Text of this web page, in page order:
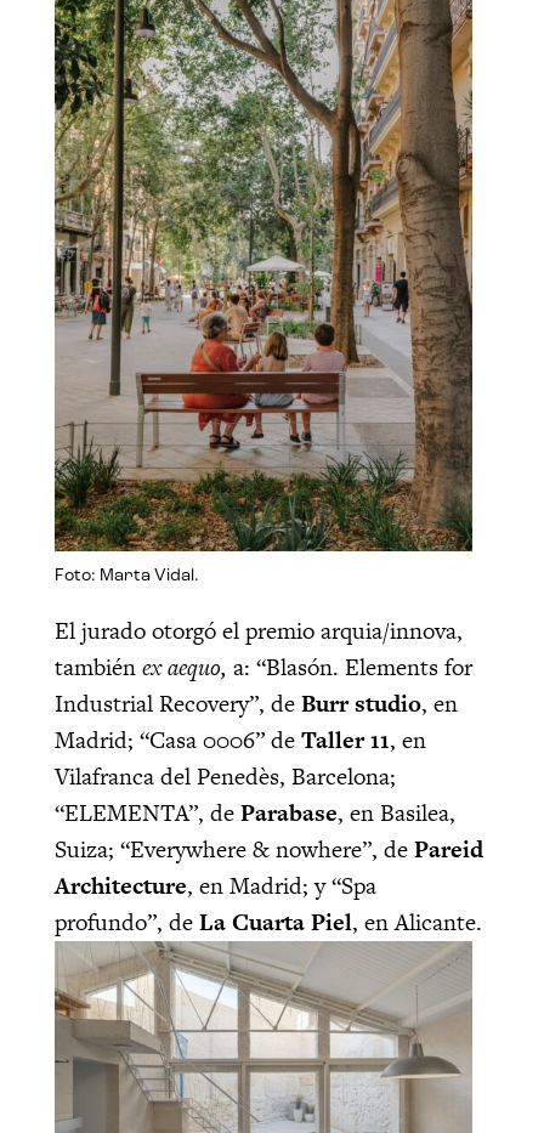
Foto: Marta Vidal.
El jurado otorgó el premio arquia/innova,
tambiénex aequo, a: “Blasón. Elements for
Industrial Recovery”, deBurr studio, en
Madrid; “Casa 0006” deTaller 11, en
Vilafranca del Penedès, Barcelona;
“ELEMENTA”, deParabase, en Basilea,
Suiza; “Everywhere & nowhere”, dePareid
Architecture, en Madrid; y “Spa
profundo”, deLa Cuarta Piel, en Alicante.